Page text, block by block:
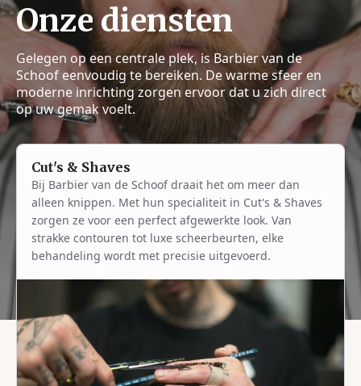
Onze diensten
Gelegen op een centrale plek, is Barbier van de
Schoof eenvoudig te bereiken. De warme sfeer en
moderne inrichting zorgen ervoor dat u zich direct
op uw gemak voelt.
Cut's & Shaves
Bij Barbier van de Schoof draait het om meer dan
alleen knippen. Met hun specialiteit in Cut's & Shaves
zorgen ze voor een perfect afgewerkte look. Van
strakke contouren tot luxe scheerbeurten, elke
behandeling wordt met precisie uitgevoerd.